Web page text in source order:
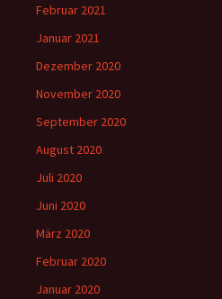
Februar 2021
Januar 2021
Dezember 2020
November 2020
September 2020
August 2020
Juli 2020
Juni 2020
März 2020
Februar 2020
Januar 2020